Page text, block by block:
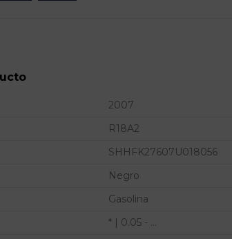
2007
R18A2
SHHFK27607U018056
Negro
Gasolina
* | 0.05 - ...